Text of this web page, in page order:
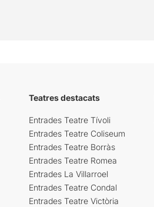
Teatres destacats
Entrades Teatre Tívoli
Entrades Teatre Coliseum
Entrades Teatre Borràs
Entrades Teatre Romea
Entrades La Villarroel
Entrades Teatre Condal
Entrades Teatre Victòria